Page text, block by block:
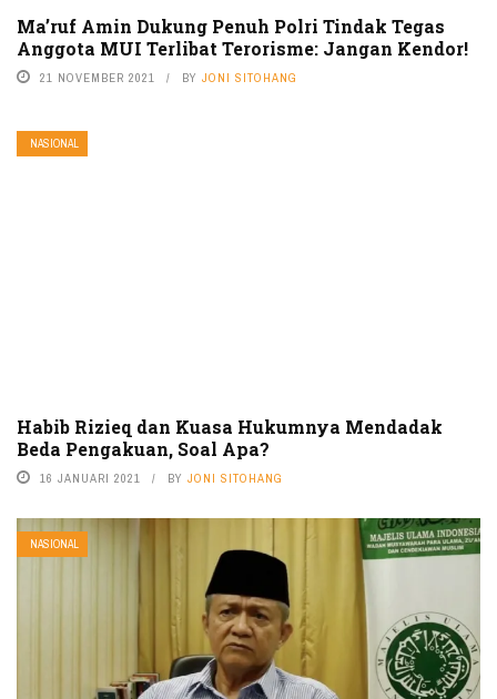
Ma’ruf Amin Dukung Penuh Polri Tindak Tegas
Anggota MUI Terlibat Terorisme: Jangan Kendor!
21 NOVEMBER 2021 BY JONI SITOHANG
NASIONAL
Habib Rizieq dan Kuasa Hukumnya Mendadak
Beda Pengakuan, Soal Apa?
16 JANUARI 2021 BY JONI SITOHANG
NASIONAL